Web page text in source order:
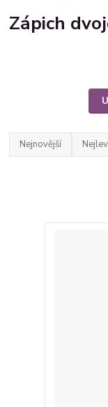
Zápich
Nejnovější